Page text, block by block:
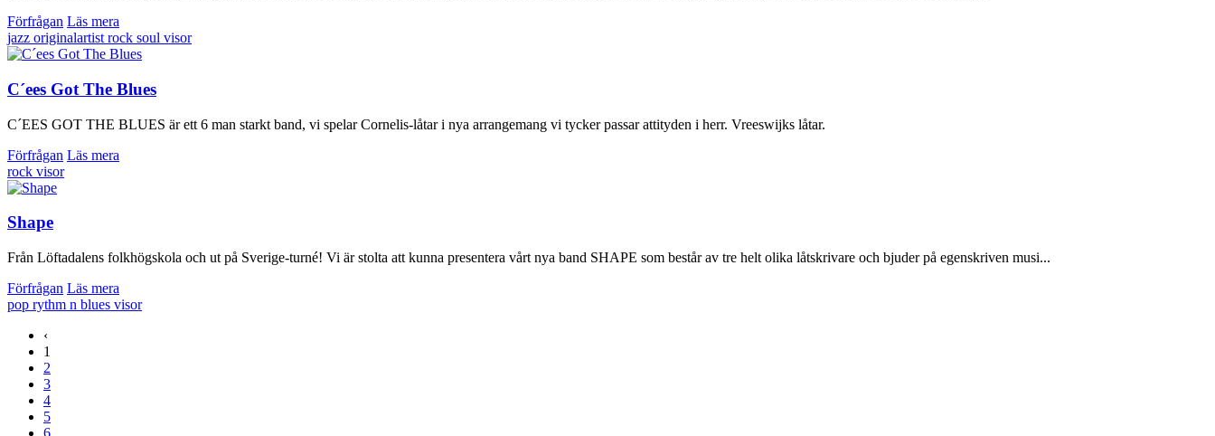
Förfrågan Läs mera
jazz originalartist rock soul visor
C´ees Got The Blues
C´EES GOT THE BLUES är ett 6 man starkt band, vi spelar Cornelis-låtar i nya arrangemang vi tycker passar attityden i herr. Vreeswijks låtar.
Förfrågan Läs mera
rock visor
Shape
Från Löftadalens folkhögskola och ut på Sverige-turné! Vi är stolta att kunna presentera vårt nya band SHAPE som består av tre helt olika låtskrivare och bjuder på egenskriven musi...
Förfrågan Läs mera
pop rythm n blues visor
‹
1
2
3
4
5
6